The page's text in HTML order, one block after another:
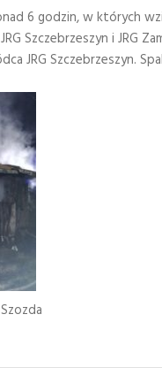
6 godzin, w których
Szczebrzeszyn i JRG
JRG Szczebrzeszyn.